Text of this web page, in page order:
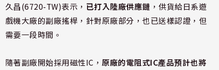
久昌(6720-TW)表示， 已打入陸廠供應鏈 ，供貨給日系遊
戲機大廠的副廠搖桿，針對原廠部分，也已送樣認證，但
需要一段時間。
隨著副廠開始採用磁性IC，原廠的電阻式IC產品預計也將